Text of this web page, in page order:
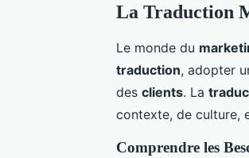
La Traduction
Le monde du
traduction, adopter
des clients. La
contexte, de culture,
Comprendre les